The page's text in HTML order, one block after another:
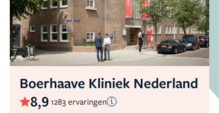
Boerhaave Kliniek Nederland
8,9 1283 ervaringen